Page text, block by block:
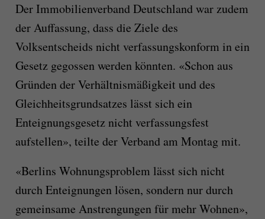
Der Immobilienverband Deutschland war zudem
der Auffassung, dass die Ziele des
Volksentscheids nicht verfassungskonform in ein
Gesetz gegossen werden könnten. «Schon aus
Gründen der Verhältnismäßigkeit und des
Gleichheitsgrundsatzes lässt sich ein
Enteignungsgesetz nicht verfassungsfest
aufstellen», teilte der Verband am Montag mit.
«Berlins Wohnungsproblem lässt sich nicht
durch Enteignungen lösen, sondern nur durch
gemeinsame Anstrengungen für mehr Wohnen»,